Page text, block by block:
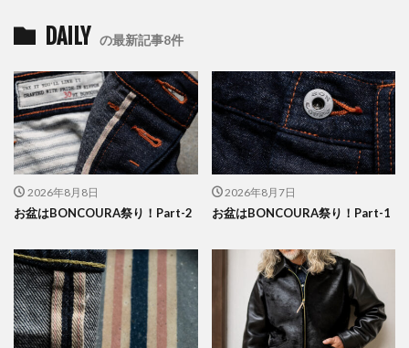
DAILY の最新記事8件
2026年8月8日
お盆はBONCOURA祭り！Part-2
2026年8月7日
お盆はBONCOURA祭り！Part-1